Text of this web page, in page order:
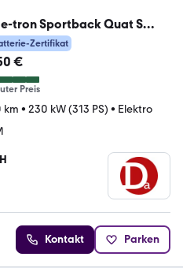
tron Sportback Quat S
Zertifikat
€
Preis
km • 230 kW (313 PS) • Elektro
Kontakt Parken